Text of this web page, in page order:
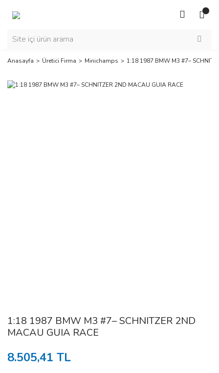
Anasayfa Üretici Firma Minichamps 1:18 1987 BMW M3 #7–
1:18 1987 BMW M3 #7– SCHNITZER 2ND
MACAU GUIA RACE
8.505,41 TL